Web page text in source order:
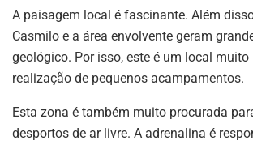
A paisagem local é fascinante. Além
Casmilo e a área envolvente geram
geológico. Por isso, este é um local
realização de pequenos acampamentos.
Esta zona é também muito procurada
desportos de ar livre. A adrenalina é